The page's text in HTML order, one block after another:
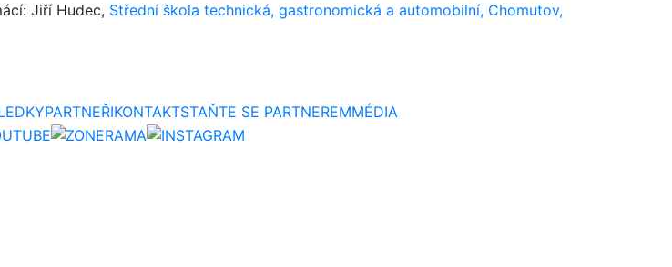
Jiří Hudec, Střední škola technická, gastronomická a automobilní, Chomutov,
PARTNEŘIKONTAKTSTAŇTE SE PARTNEREMMÉDIA